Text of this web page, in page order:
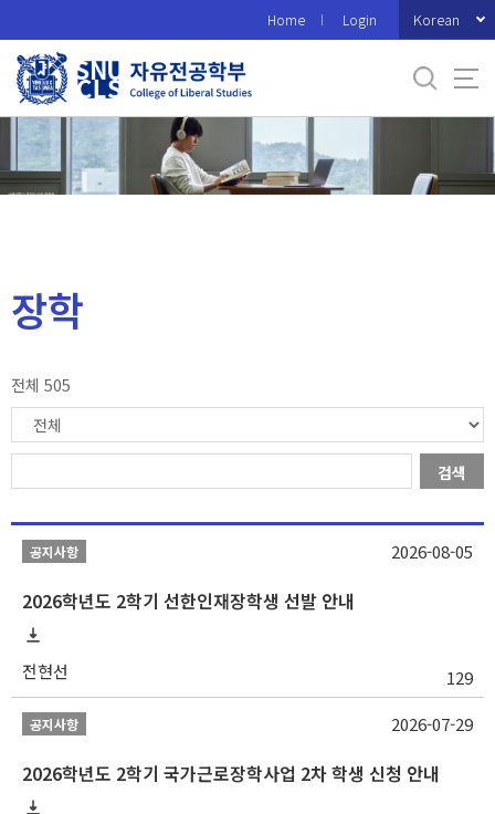
로
메
Home Login Korean
장학
전체 505
검색
공지사항
2026학년도 2학기 선한인재장학생 선발 안내
전현선 129
2026-08-05
공지사항
2026학년도 2학기 국가근로장학사업 2차 학생 신청 안내
2026-07-29